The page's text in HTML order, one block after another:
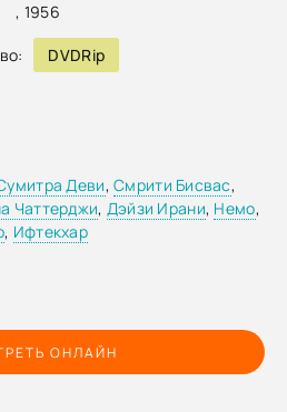
, 1956
DVDRip
ОНЛАЙН
Деви,Смрити Бисвас,
Чаттерджи, Дэйзи Ирани, Немо,
, Ифтекхар